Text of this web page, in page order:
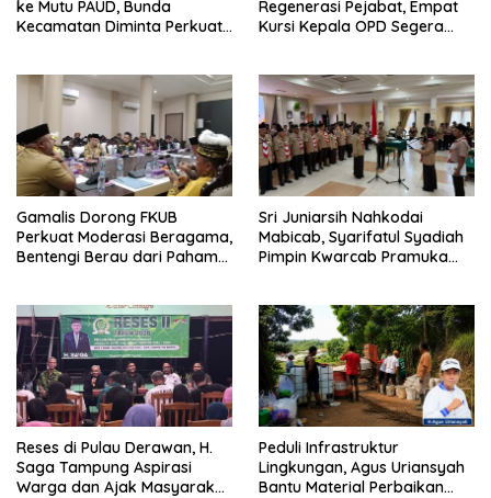
ke Mutu PAUD, Bunda
Kecamatan Diminta Perkuat
Regenerasi Pejabat, Empat
Kursi Kepala OPD Segera
Gamalis Dorong FKUB
Perkuat Moderasi Beragama,
Bentengi Berau dari Paham
Sri Juniarsih Nahkodai
Mabicab, Syarifatul Syadiah
Pimpin Kwarcab Pramuka
Reses di Pulau Derawan, H.
Saga Tampung Aspirasi
Warga dan Ajak Masyarakat
Peduli Infrastruktur
Lingkungan, Agus Uriansyah
Bantu Material Perbaikan